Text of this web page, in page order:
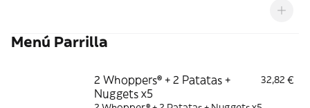
Menú Parrilla
2 Whoppers® + 2 Patatas +
Nuggets x5
32,82 €